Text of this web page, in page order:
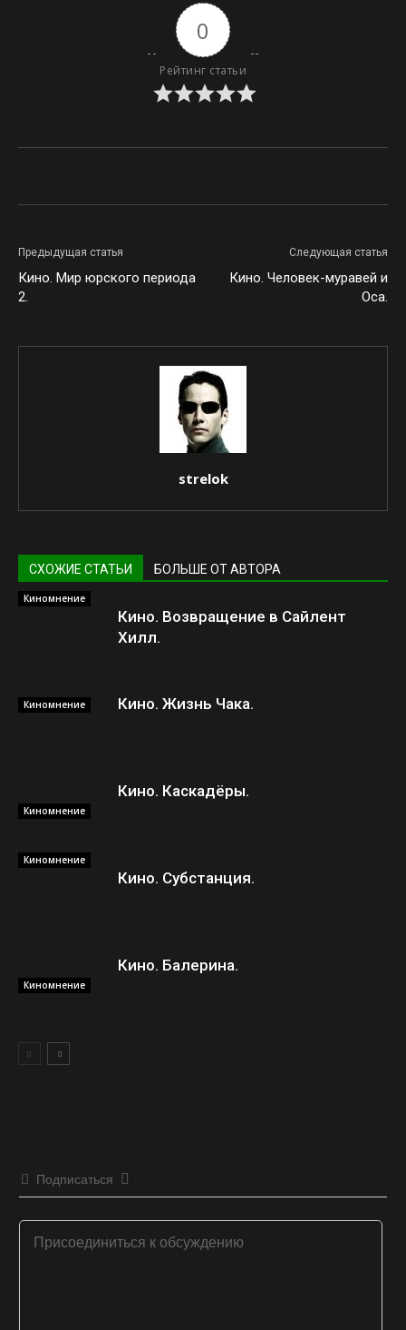
0
Рейтинг статьи
Предыдущая статья
Кино. Мир юрского периода
2.
Следующая статья
Кино. Человек-муравей и
Оса.
strelok
СХОЖИЕ СТАТЬИ БОЛЬШЕ ОТ АВТОРА
Киномнение
Кино. Возвращение в Сайлент
Хилл.
Киномнение Кино. Жизнь Чака.
Киномнение
Кино. Каскадёры.
Киномнение
Кино. Субстанция.
Киномнение
Кино. Балерина.
Подписаться